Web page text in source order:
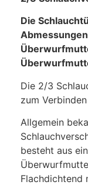
Die
Die 2/3
zum
Allgemein
besteht aus
Flachdichtend